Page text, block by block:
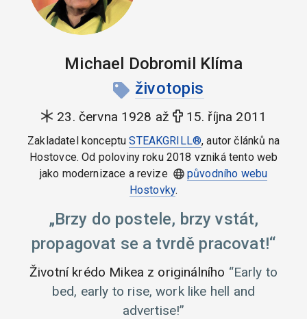
Michael Dobromil Klíma
životopis
23. června 1928 až 15. října 2011
Zakladatel konceptuSTEAKGRILL®, autor článků na
Hostovce. Od poloviny roku 2018 vzniká tento web
jako modernizace a revize
původního webu
Hostovky.
Brzy do postele, brzy vstát,
propagovat se a tvrdě pracovat!
Životní krédo Mikea z originálního Early to
bed, early to rise, work like hell and
advertise!